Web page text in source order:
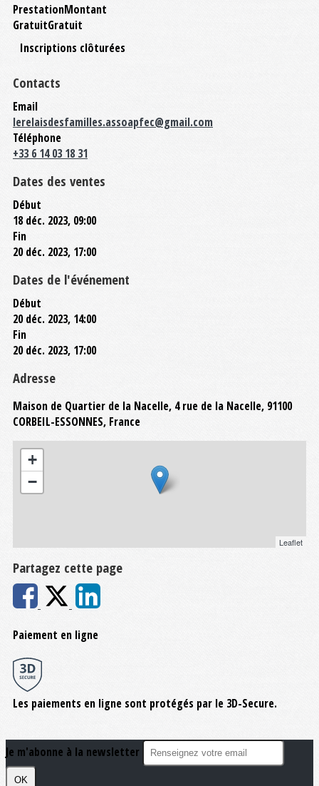
PrestationMontant
GratuitGratuit
Inscriptions clôturées
Contacts
Email
lerelaisdesfamilles.assoapfec@gmail.com
Téléphone
+33 6 14 03 18 31
Dates des ventes
Début
18 déc. 2023, 09:00
Fin
20 déc. 2023, 17:00
Dates de l'événement
Début
20 déc. 2023, 14:00
Fin
20 déc. 2023, 17:00
Adresse
Maison de Quartier de la Nacelle, 4 rue de la Nacelle, 91100
CORBEIL-ESSONNES, France
+
−
Leaflet
Partagez cette page
Paiement en ligne
Les paiements en ligne sont protégés par le 3D-Secure.
Je m'abonne à la newsletter
OK